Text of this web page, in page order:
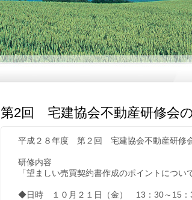
第2回 宅建協会不動産研修会
平成２８年度 第２回 宅建協会不動産研修
研修内容
「望ましい売買契約書作成のポイントについ
◆日時 １０月２１日（金） 13：30～15：